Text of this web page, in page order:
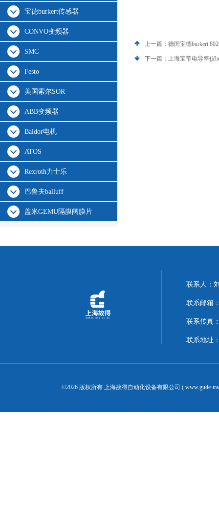
宝德burkert传感器
CONVO变频器
SMC
Festo
美国索尔SOR
ABB变频器
Baldor电机
ATOS
Rexroth力士乐
巴鲁夫balluff
盖米GEMU隔膜阀膜片
上一篇： 德国宝德burkert
下一篇： 上海宝帝电导率仪
联系人：
联系邮箱
联系传真
联系地址
©2026 版权所有 上海故得自动化设备有限公司 ( www.gude-